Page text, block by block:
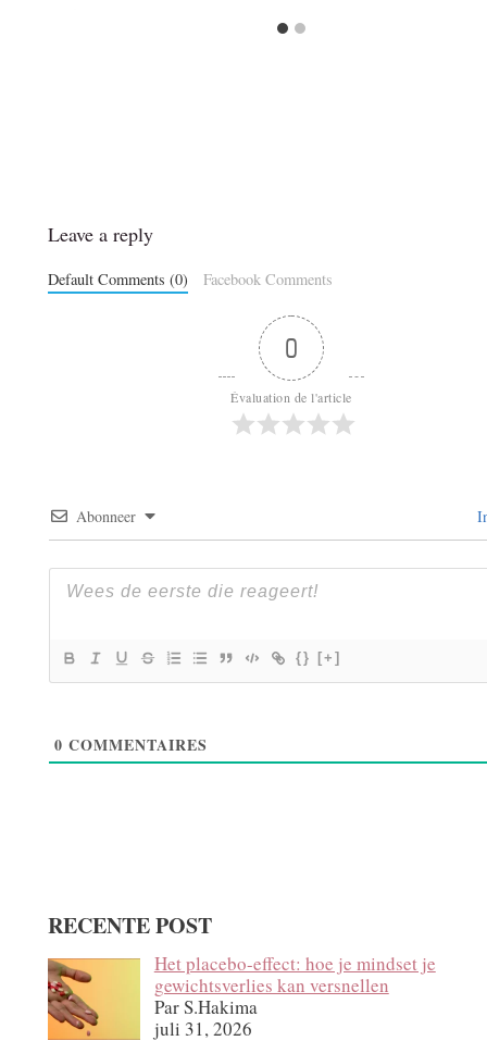
Leave a reply
Default Comments (0) Facebook Comments
0
Évaluation de l'article
Abonneer
{} [+]
0 COMMENTAIRES
RECENTE POST
Het placebo-effect: hoe je mindset je
gewichtsverlies kan versnellen
Par S.Hakima
juli 31, 2026